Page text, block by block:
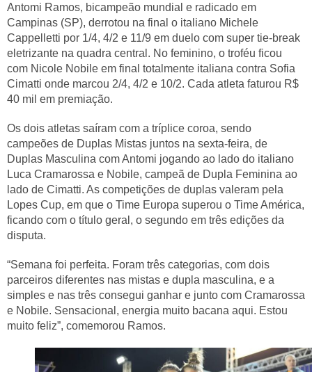
Antomi Ramos, bicampeão mundial e radicado em
Campinas (SP), derrotou na final o italiano Michele
Cappelletti por 1/4, 4/2 e 11/9 em duelo com super tie-break
eletrizante na quadra central. No feminino, o troféu ficou
com Nicole Nobile em final totalmente italiana contra Sofia
Cimatti onde marcou 2/4, 4/2 e 10/2. Cada atleta faturou R$
40 mil em premiação.
Os dois atletas saíram com a tríplice coroa, sendo
campeões de Duplas Mistas juntos na sexta-feira, de
Duplas Masculina com Antomi jogando ao lado do italiano
Luca Cramarossa e Nobile, campeã de Dupla Feminina ao
lado de Cimatti. As competições de duplas valeram pela
Lopes Cup, em que o Time Europa superou o Time América,
ficando com o título geral, o segundo em três edições da
disputa.
“Semana foi perfeita. Foram três categorias, com dois
parceiros diferentes nas mistas e dupla masculina, e a
simples e nas três consegui ganhar e junto com Cramarossa
e Nobile. Sensacional, energia muito bacana aqui. Estou
muito feliz”, comemorou Ramos.